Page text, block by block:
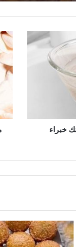
خبراء
مادة
في
قد